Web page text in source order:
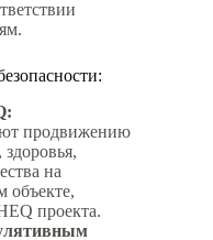
продвижению
здоровья,
на
объекте,
проекта.